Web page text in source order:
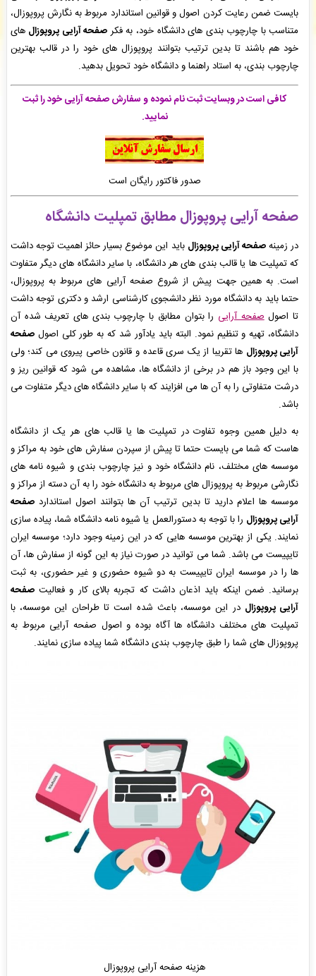
هانیه اصلی کوشا
: پیش پرداخت شما با موفقیت تایید شد و سفارش ترجمه، شما در حال انجام
است. -
( پنجشنبه ۰۵/۰۵/۱۵ ۱۲:۱۴:۰۱)
reza Mansouri: پیش فاکتور شما با موفقیت پرداخت شد و سفارش تایپ، صفحه آرایی شما
در حال انجام است. - ( پنجشنبه ۰۵/۰۵/۱۵ ۱۲:۱۲:۰۵)
reza Mansouri
: سفارش صفحه آرایی در Word شما بررسی و پیش فاکتور برای شما صادر
بایست ضمن رعایت کردن اصول و قوانین استاندارد مربوط به نگارش پروپوزال،
متناسب با چارچوب بندی های دانشگاه خود، به فکر صفحه آرایی پروپوزال های
خود هم باشند تا بدین ترتیب بتوانند پروپوزال های خود را در قالب بهترین
چارچوب بندی، به استاد راهنما و دانشگاه خود تحویل بدهید.
کافی است در وبسایت ثبت نام نموده و سفارش صفحه آرایی خود را ثبت
نمایید.
صدور فاکتور رایگان است
صفحه آرایی پروپوزالمطابق تمپلیت دانشگاه
در زمینهصفحه آرایی پروپوزال باید این موضوع بسیار حائز اهمیت توجه داشت
که تمپلیت ها یا قالب بندی های هر دانشگاه، با سایر دانشگاه های دیگر متفاوت
است. به همین جهت پیش از شروع صفحه آرایی های مربوط به پروپوزال،
حتما باید به دانشگاه مورد نظر دانشجوی کارشناسی ارشد و دکتری توجه داشت
تا اصولصفحه آرایی را بتوان مطابق با چارچوب بندی های تعریف شده آن
دانشگاه، تهیه و تنظیم نمود. البته باید یادآور شد که به طور کلی اصولصفحه
آرایی پروپوزال ها تقریبا از یک سری قاعده و قانون خاصی پیروی می کند؛ ولی
با این وجود باز هم در برخی از دانشگاه ها، مشاهده می شود که قوانین ریز و
درشت متفاوتی را به آن ها می افزایند که با سایر دانشگاه های دیگر متفاوت می
باشد.
به دلیل همین وجوه تفاوت در تمپلیت ها یا قالب های هر یک از دانشگاه
هاست که شما می بایست حتما تا پیش از سپردن سفارش های خود به مراکز و
موسسه های مختلف، نام دانشگاه خود و نیز چارچوب بندی و شیوه نامه های
نگارشی مربوط به پروپوزال های مربوط به دانشگاه خود را به آن دسته از مراکز و
موسسه ها اعلام دارید تا بدین ترتیب آن ها بتوانند اصول استانداردصفحه
آرایی پروپوزال را با توجه به دستورالعمل یا شیوه نامه دانشگاه شما، پیاده سازی
نمایند. یکی از بهترین موسسه هایی که در این زمینه وجود دارد؛ موسسه ایران
تایپیست می باشد. شما می توانید در صورت نیاز به این گونه از سفارش ها، آن
ها را در موسسه ایران تایپیست به دو شیوه حضوری و غیر حضوری، به ثبت
برسانید. ضمن اینکه باید اذعان داشت که تجربه بالای کار و فعالیتصفحه
آرایی پروپوزال در این موسسه، باعث شده است تا طراحان این موسسه، با
تمپلیت های مختلف دانشگاه ها آگاه بوده و اصول صفحه آرایی مربوط به
پروپوزال های شما را طبق چارچوب بندی دانشگاه شما پیاده سازی نمایند.
هزینه صفحه آرایی پروپوزال